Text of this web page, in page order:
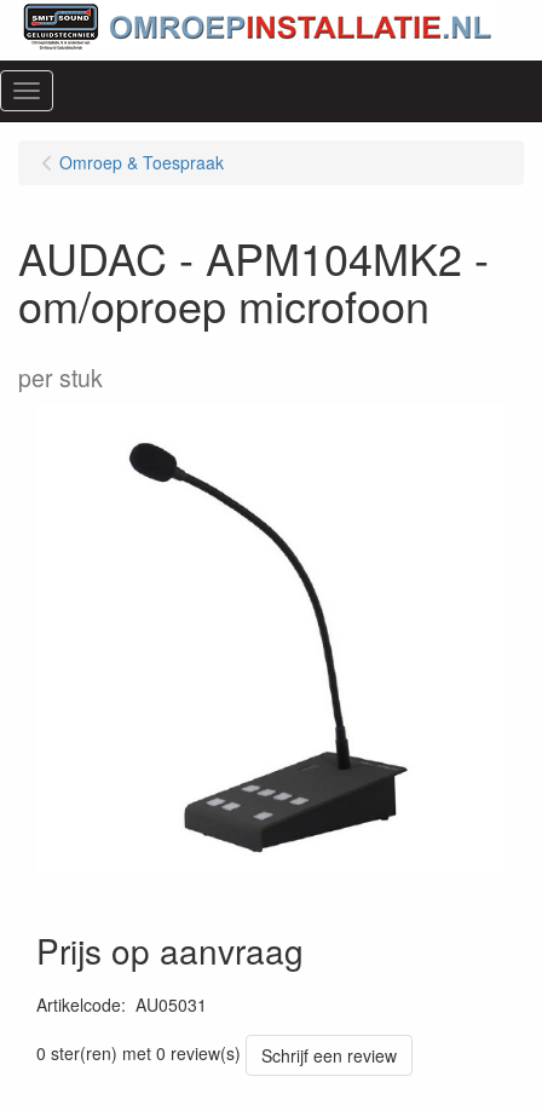
Menu
Omroep & Toespraak
AUDAC - APM104MK2 -
om/oproep microfoon
per stuk
Prijs op aanvraag
Artikelcode: AU05031
0 ster(ren) met 0 review(s)
Schrijf een review